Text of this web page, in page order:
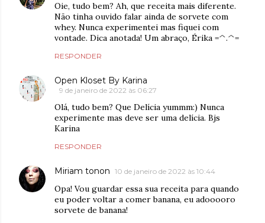
Oie, tudo bem? Ah, que receita mais diferente.
Não tinha ouvido falar ainda de sorvete com
whey. Nunca experimentei mas fiquei com
vontade. Dica anotada! Um abraço, Érika =^.^=
RESPONDER
Open Kloset By Karina
9 de janeiro de 2022 às 06:27
Olá, tudo bem? Que Delícia yummm:) Nunca
experimente mas deve ser uma delícia. Bjs
Karina
RESPONDER
Miriam tonon 10 de janeiro de 2022 às 10:44
Opa! Vou guardar essa sua receita para quando
eu poder voltar a comer banana, eu adooooro
sorvete de banana!